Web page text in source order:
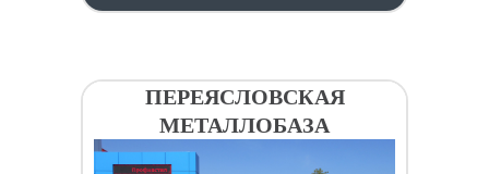
ПЕРЕЯСЛОВСКАЯ
МЕТАЛЛОБАЗА